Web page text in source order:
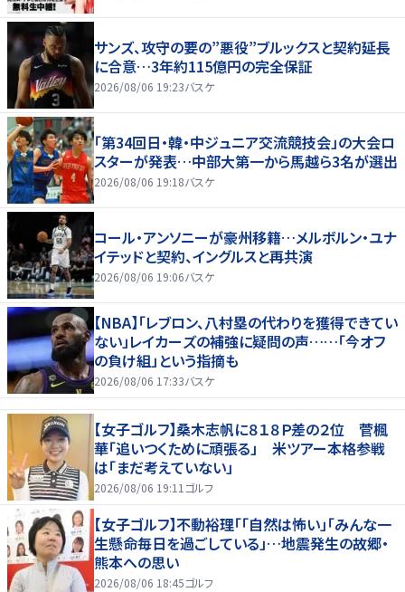
サンズ、攻守の要の”悪役”ブルックスと契約延長
に合意…3年約115億円の完全保証
2026/08/06 19:23バスケ
「第34回日・韓・中ジュニア交流競技会」の大会ロ
スターが発表…中部大第一から馬越ら3名が選出
2026/08/06 19:18バスケ
コール・アンソニーが豪州移籍…メルボルン・ユナ
イテッドと契約、イングルスと再共演
2026/08/06 19:06バスケ
【NBA】「レブロン、八村塁の代わりを獲得できてい
ない」レイカーズの補強に疑問の声……「今オフ
の負け組」という指摘も
2026/08/06 17:33バスケ
【女子ゴルフ】桑木志帆に８１８Ｐ差の２位 菅楓
華「追いつくために頑張る」 米ツアー本格参戦
は「まだ考えていない」
2026/08/06 19:11ゴルフ
【女子ゴルフ】不動裕理「「自然は怖い」「みんな一
生懸命毎日を過ごしている」…地震発生の故郷・
熊本への思い
2026/08/06 18:45ゴルフ